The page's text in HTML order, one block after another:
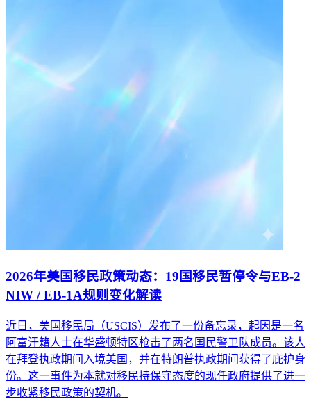
2026年美国移民政策动态：19国移民暂停令与EB-2
NIW / EB-1A规则变化解读
近日，美国移民局（USCIS）发布了一份备忘录，起因是一名
阿富汗籍人士在华盛顿特区枪击了两名国民警卫队成员。该人
在拜登执政期间入境美国，并在特朗普执政期间获得了庇护身
份。这一事件为本就对移民持保守态度的现任政府提供了进一
步收紧移民政策的契机。